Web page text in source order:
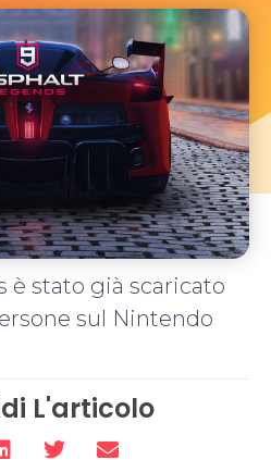
è stato già scaricato
sul Nintendo
L'articolo